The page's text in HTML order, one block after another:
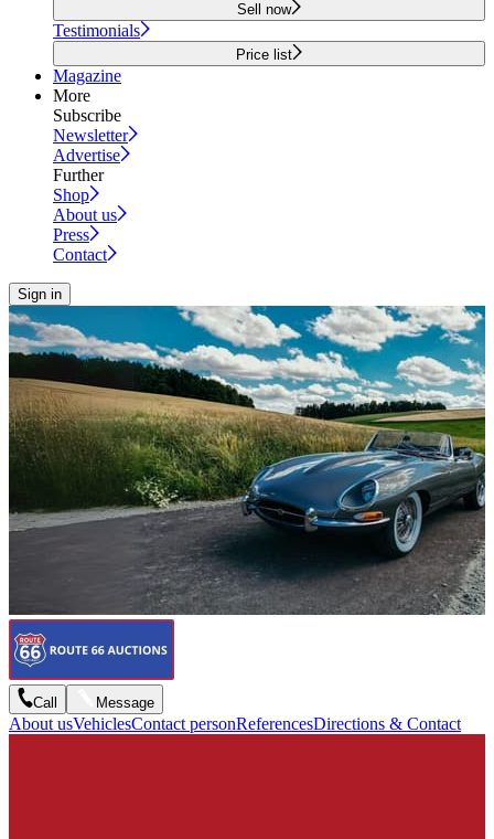
Sell now
Testimonials
Price list
Magazine
More
Subscribe
Newsletter
Advertise
Further
Shop
About us
Press
Contact
Sign in
Call Message
About usVehiclesContact personReferencesDirections & Contact